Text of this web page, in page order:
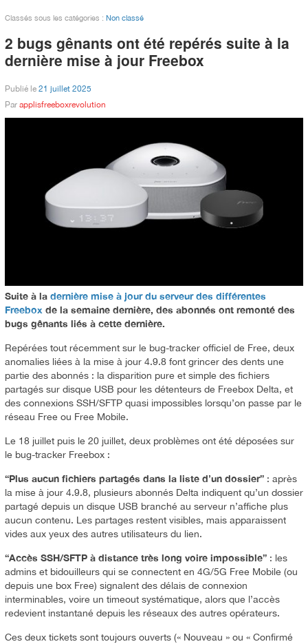
Classés sous les catégories : Non classé
2 bugs gênants ont été repérés suite à la
dernière mise à jour Freebox
Publié le 21 juillet 2025
Par applisfreeboxrevolution
Suite à la dernière mise à jour du serveur des différentes
Freebox de la semaine dernière, des abonnés ont remonté des
bugs gênants liés à cette dernière.
Repérées tout récemment sur le bug-tracker officiel de Free, deux
anomalies liées à la mise à jour 4.9.8 font grincer des dents une
partie des abonnés : la disparition pure et simple des fichiers
partagés sur disque USB pour les détenteurs de Freebox Delta, et
des connexions SSH/SFTP quasi impossibles lorsqu’on passe par le
réseau Free ou Free Mobile.
Le 18 juillet puis le 20 juillet, deux problèmes ont été déposées sur
le bug-tracker Freebox :
“Plus aucun fichiers partagés dans la liste d’un dossier” : après
la mise à jour 4.9.8, plusieurs abonnés Delta indiquent qu’un dossier
partagé depuis un disque USB branché au serveur n’affiche plus
aucun contenu. Les partages restent visibles, mais apparaissent
vides aux yeux des autres utilisateurs du lien.
“Accès SSH/SFTP à distance très long voire impossible” : les
admins et bidouilleurs qui se connectent en 4G/5G Free Mobile (ou
depuis une box Free) signalent des délais de connexion
interminables, voire un timeout systématique, alors que l’accès
redevient instantané depuis les réseaux des autres opérateurs.
Ces deux tickets sont toujours ouverts (« Nouveau » ou « Confirmé